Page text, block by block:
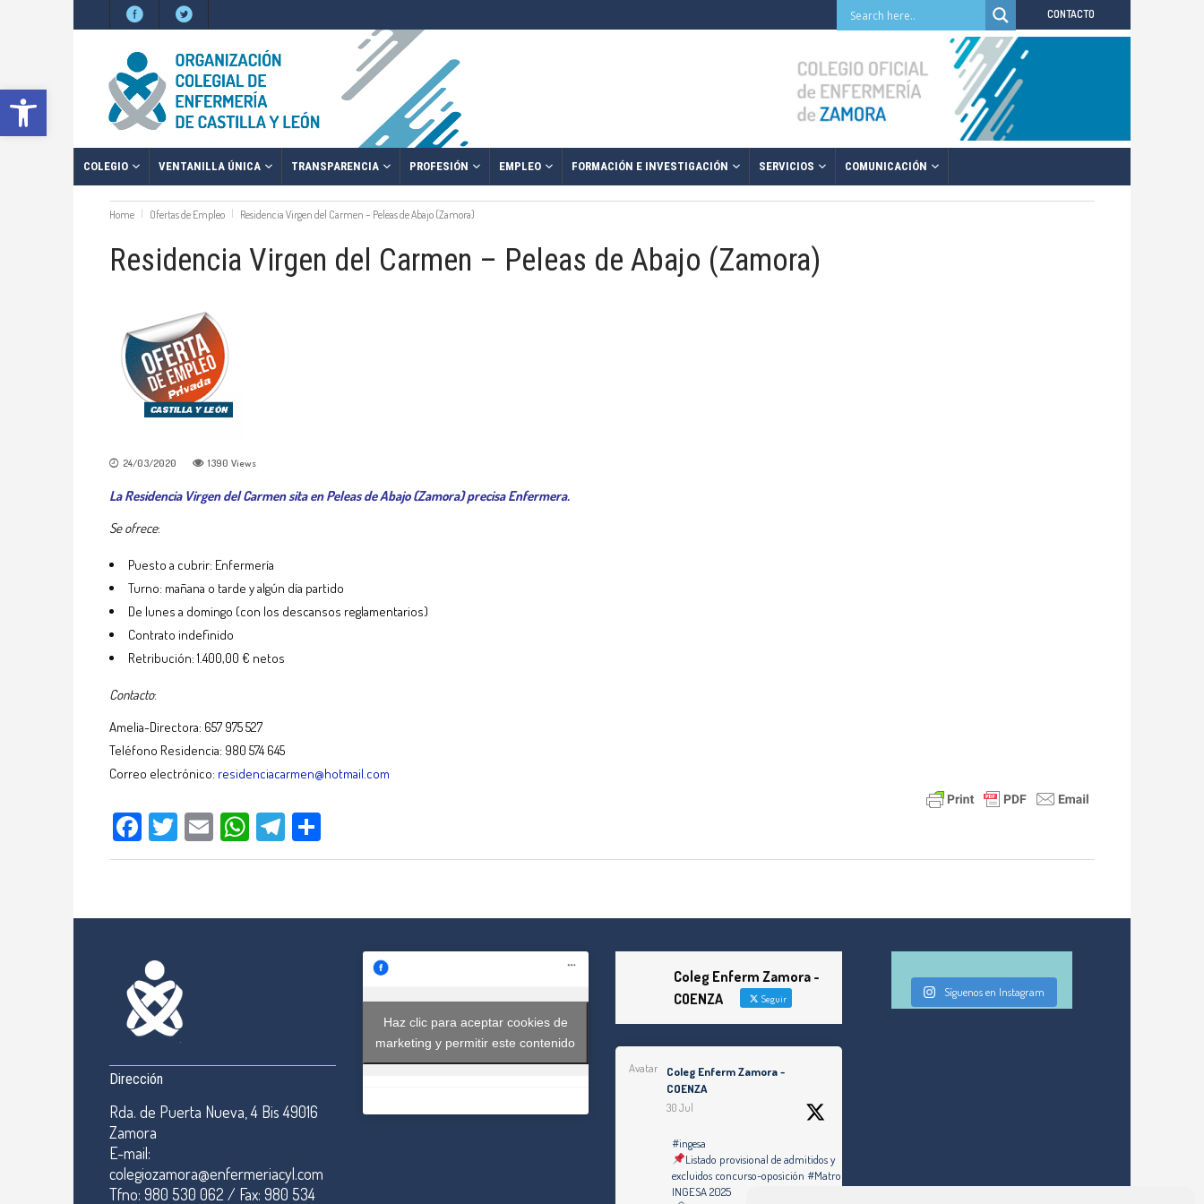
Abrir barra de herramientas
CONTACTO
COLEGIO VENTANILLA ÚNICA TRANSPARENCIA PROFESIÓN EMPLEO FORMACIÓN E INVESTIGACIÓN SERVICIOS COMUNICACIÓN
Home Ofertas de Empleo Residencia Virgen del Carmen – Peleas de Abajo (Zamora)
Residencia Virgen del Carmen – Peleas de Abajo (Zamora)
24/03/2020 1390 Views
La Residencia Virgen del Carmen sita en Peleas de Abajo (Zamora) precisa Enfermera.
Se ofrece:
Puesto a cubrir: Enfermería
Turno: mañana o tarde y algún día partido
De lunes a domingo (con los descansos reglamentarios)
Contrato indefinido
Retribución: 1.400,00 € netos
Contacto:
Amelia-Directora: 657 975 527
Teléfono Residencia: 980 574 645
Correo electrónico: residenciacarmen@hotmail.com
Facebook
TwitterEmailWhatsApp
Telegram
Dirección
Rda. de Puerta Nueva, 4 Bis 49016
Zamora
E-mail:
colegiozamora@enfermeriacyl.com
Tfno: 980 530 062 / Fax: 980 534
Haz clic para aceptar cookies de
marketing y permitir este contenido
Coleg Enferm Zamora -
COENZA
Seguir
Avatar
Coleg Enferm Zamora -
COENZA
30 Jul
#ingesa
Listado provisional de admitidos y
excluidos concurso-oposición #Matrona
INGESA 2025
Síguenos en Instagram